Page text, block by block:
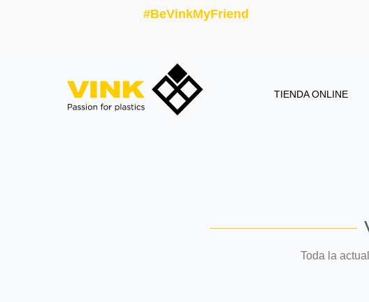
#BeVinkMyFriend
TIENDA ONLINE
Toda la